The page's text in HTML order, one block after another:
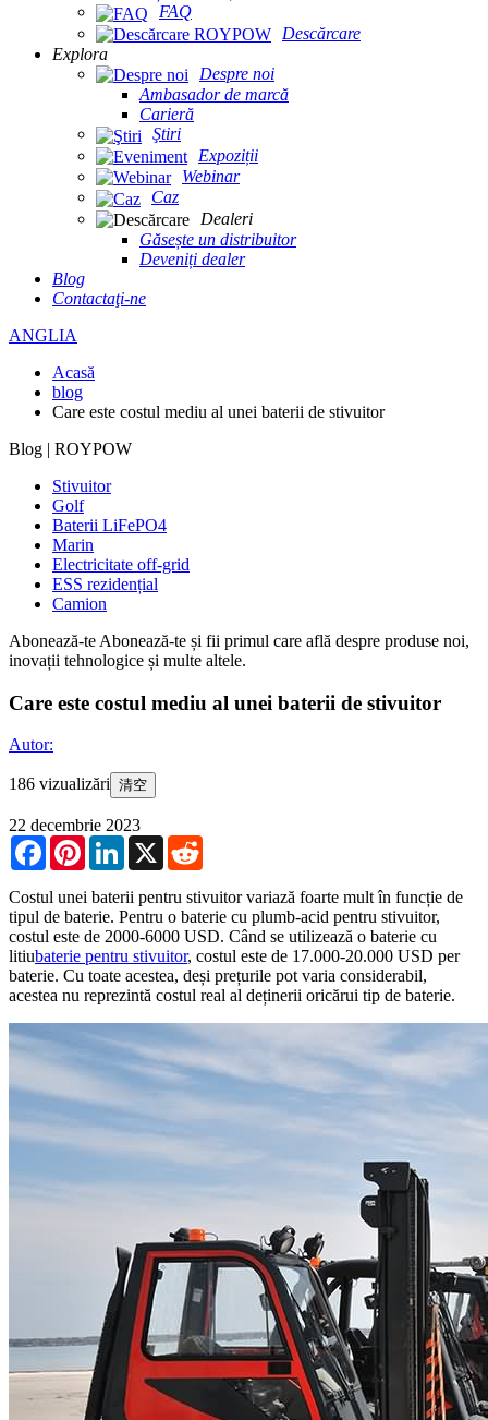
FAQ
Descărcare
Explora
Despre noi
Ambasador de marcă
Carieră
Ştiri
Expoziții
Webinar
Caz
Dealeri
Găsește un distribuitor
Deveniți dealer
Blog
Contactaţi-ne
ANGLIA
Acasă
blog
Care este costul mediu al unei baterii de stivuitor
Blog | ROYPOW
Stivuitor
Golf
Baterii LiFePO4
Marin
Electricitate off-grid
ESS rezidențial
Camion
Abonează-te Abonează-te și fii primul care află despre produse noi,
inovații tehnologice și multe altele.
Care este costul mediu al unei baterii de stivuitor
Autor:
186 vizualizări 清空
22 decembrie 2023
FacebookPinterestLinkedIn
X
Costul unei baterii pentru stivuitor variază foarte mult în funcție de
tipul de baterie. Pentru o baterie cu plumb-acid pentru stivuitor,
costul este de 2000-6000 USD. Când se utilizează o baterie cu
litiubaterie pentru stivuitor, costul este de 17.000-20.000 USD per
baterie. Cu toate acestea, deși prețurile pot varia considerabil,
acestea nu reprezintă costul real al deținerii oricărui tip de baterie.